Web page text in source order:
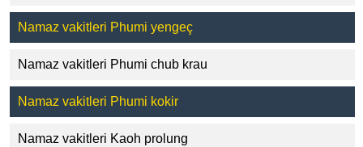
Namaz vakitleri Phumi yengeç
Namaz vakitleri Phumi chub krau
Namaz vakitleri Phumi kokir
Namaz vakitleri Kaoh prolung